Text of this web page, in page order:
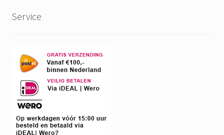
Service